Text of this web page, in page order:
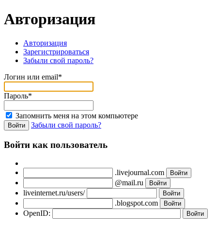
Авторизация
Авторизация
Зарегистрироваться
Забыли свой пароль?
Логин или email*
Пароль*
Запомнить меня на этом компьютере
Забыли свой пароль?
Войти как пользователь
.livejournal.com
@mail.ru
liveinternet.ru/users/
.blogspot.com
OpenID: